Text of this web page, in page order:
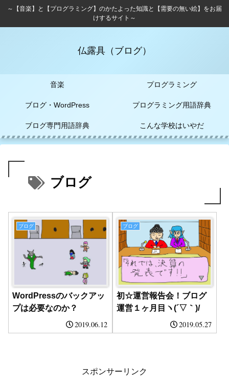
～【音楽】と【プログラミング】のかたよった知識と【需要の無い絵】をお届
けするサイト～
仏露具（ブログ）
音楽 プログラミング
ブログ・WordPress プログラミング用語辞典
ブログ専門用語辞典 こんな学校はいやだ
ブログ
ブログ
WordPressのバックアッ
プは必要なのか？
2019.06.12
ブログ
初☆運営報告会！ブログ
運営１ヶ月目ヽ(´▽｀)/
2019.05.27
スポンサーリンク